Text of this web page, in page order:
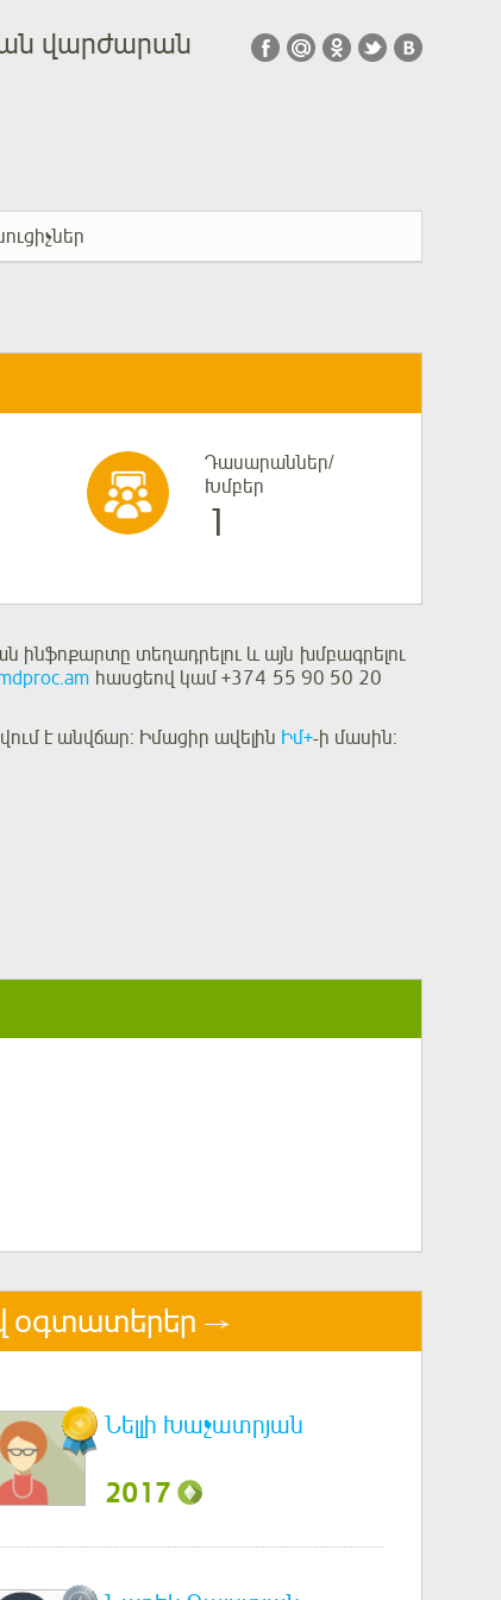
վարժարան
Դասարաններ/
Խմբեր
1
ինֆոքարտը տեղադրելու և այն խմբագրելու
հասցեով կամ +374 55 90 50 20
է անվճար: Իմացիր ավելին Իմ+-ի մասին:
օգտատերեր
Նելլի Խաչատրյան
2017